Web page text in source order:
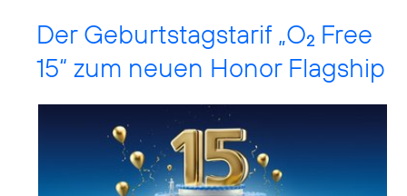
Der Geburtstagstarif „O2 Free
15“ zum neuen Honor Flagship